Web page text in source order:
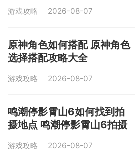
游戏攻略 2026-08-07
原神角色如何搭配 原神角色
选择搭配攻略大全
游戏攻略 2026-08-07
鸣潮停影霄山6如何找到拍
摄地点 鸣潮停影霄山6拍摄
游戏攻略 2026-08-07